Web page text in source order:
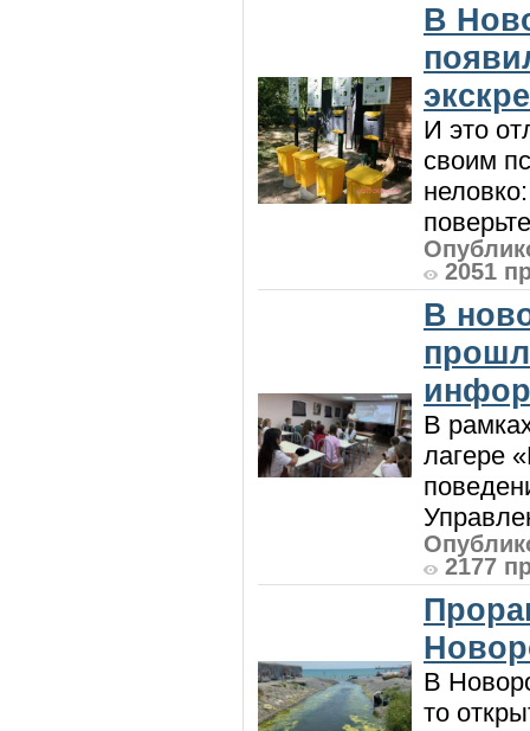
В
И это
своим
2051
В
В
лагере
2177
В
то